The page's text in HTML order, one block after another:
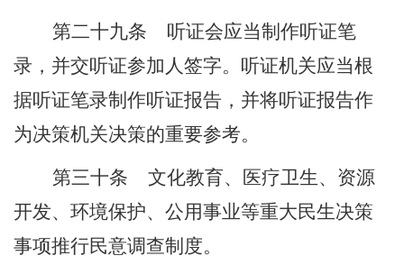
第二十九条
听证会应当制作听证笔
录，并交听证参加人签字。听证机关应当根
据听证笔录制作听证报告，并将听证报告作
为决策机关决策的重要参考。
第三十条
文化教育、医疗卫生、资源
开发、环境保护、公用事业等重大民生决策
事项推行民意调查制度。